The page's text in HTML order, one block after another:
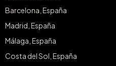
Barcelona, España
Madrid, España
Málaga, España
Costa del Sol, España